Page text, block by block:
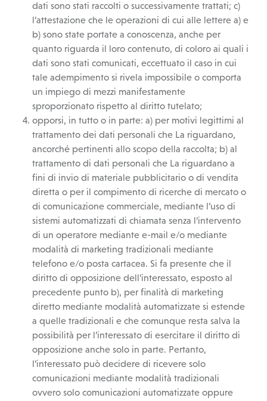
dati sono stati raccolti o successivamente trattati; c)
l’attestazione che le operazioni di cui alle lettere a) e
b) sono state portate a conoscenza, anche per
quanto riguarda il loro contenuto, di coloro ai quali i
dati sono stati comunicati, eccettuato il caso in cui
tale adempimento si rivela impossibile o comporta
un impiego di mezzi manifestamente
sproporzionato rispetto al diritto tutelato;
opporsi, in tutto o in parte: a) per motivi legittimi al
trattamento dei dati personali che La riguardano,
ancorché pertinenti allo scopo della raccolta; b) al
trattamento di dati personali che La riguardano a
fini di invio di materiale pubblicitario o di vendita
diretta o per il compimento di ricerche di mercato o
di comunicazione commerciale, mediante l’uso di
sistemi automatizzati di chiamata senza l’intervento
di un operatore mediante e-mail e/o mediante
modalità di marketing tradizionali mediante
telefono e/o posta cartacea. Si fa presente che il
diritto di opposizione dell’interessato, esposto al
precedente punto b), per finalità di marketing
diretto mediante modalità automatizzate si estende
a quelle tradizionali e che comunque resta salva la
possibilità per l’interessato di esercitare il diritto di
opposizione anche solo in parte. Pertanto,
l’interessato può decidere di ricevere solo
comunicazioni mediante modalità tradizionali
ovvero solo comunicazioni automatizzate oppure